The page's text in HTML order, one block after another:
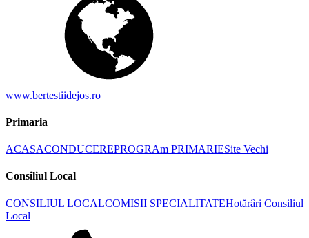
www.bertestiidejos.ro
Primaria
ACASACONDUCEREPROGRAm PRIMARIESite Vechi
Consiliul Local
CONSILIUL LOCALCOMISII SPECIALITATEHotărâri Consiliul
Local